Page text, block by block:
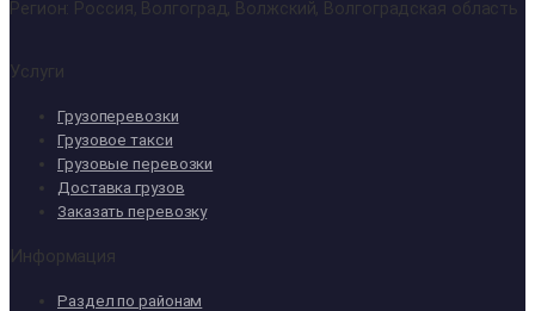
Регион: Россия, Волгоград, Волжский, Волгоградская область
Услуги
Грузоперевозки
Грузовое такси
Грузовые перевозки
Доставка грузов
Заказать перевозку
Информация
Раздел по районам